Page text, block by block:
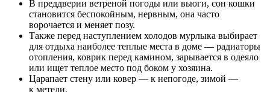
В преддверии ветреной погоды или вьюги, сон кошки
становится беспокойным, нервным, она часто
ворочается и меняет позу.
Также перед наступлением холодов мурлыка выбирает
для отдыха наиболее теплые места в доме — радиаторы
отопления, коврик перед камином, зарывается в одеяло
или ищет теплое место под боком у хозяина.
Царапает стену или ковер — к непогоде, зимой —
к метели.